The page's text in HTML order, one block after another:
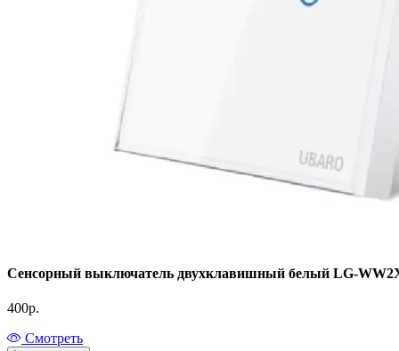
Сенсорный выключатель двухклавишный белый LG-
400р.
Смотреть